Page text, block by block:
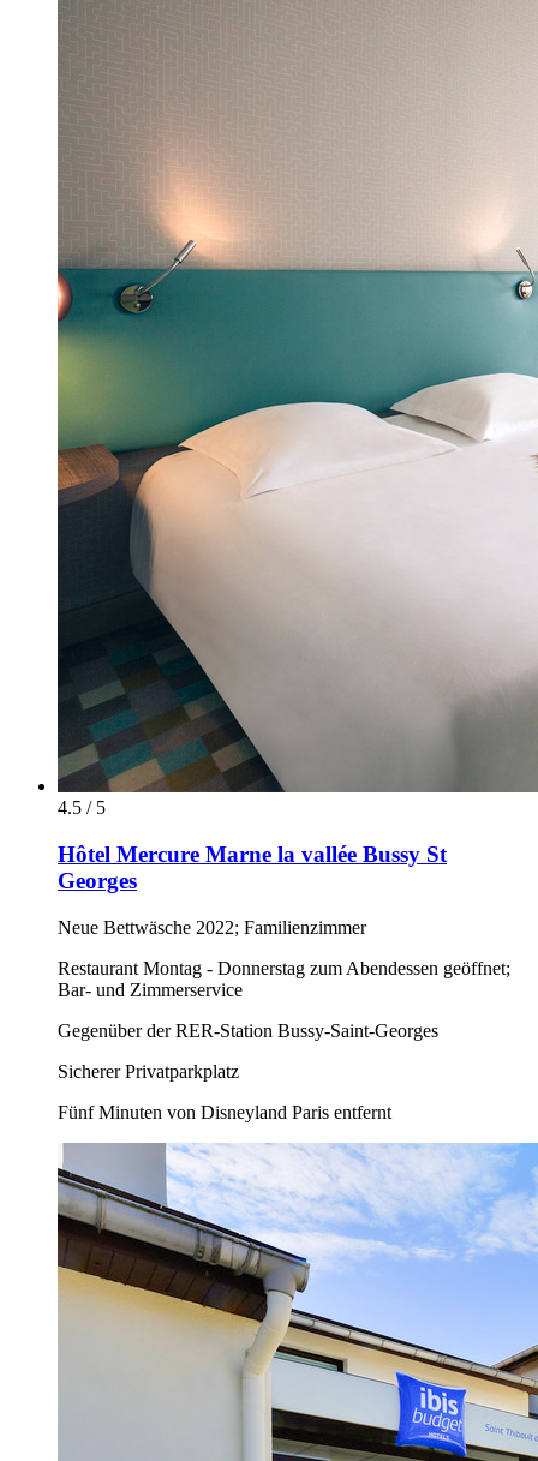
4.5 / 5
Hôtel Mercure Marne la vallée Bussy St
Georges
Neue Bettwäsche 2022; Familienzimmer
Restaurant Montag - Donnerstag zum Abendessen geöffnet;
Bar- und Zimmerservice
Gegenüber der RER-Station Bussy-Saint-Georges
Sicherer Privatparkplatz
Fünf Minuten von Disneyland Paris entfernt